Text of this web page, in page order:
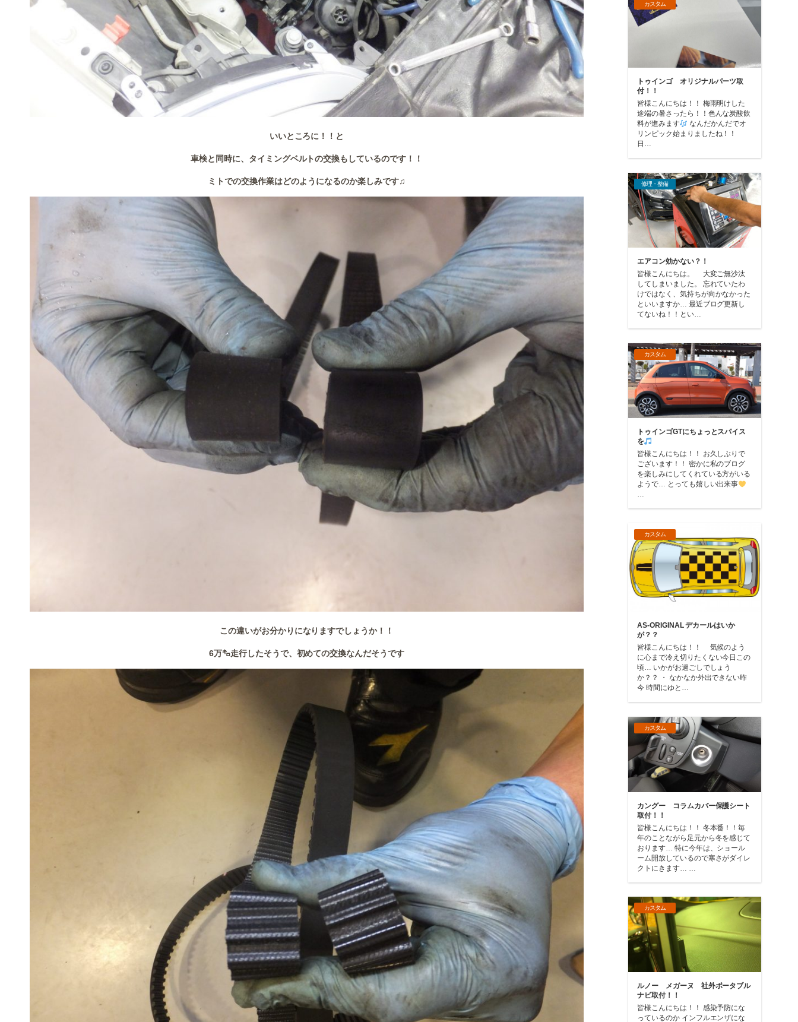
いいところに！！と
車検と同時に、タイミングベルトの交換もしているのです！！
ミトでの交換作業はどのようになるのか楽しみです♫
この違いがお分かりになりますでしょうか！！
6万㌔走行したそうで、初めての交換なんだそうです
カスタム
トゥインゴ オリジナルパーツ取
付！！
皆様こんにちは！！ 梅雨明けした
途端の暑さったら！！色んな炭酸飲
料が進みます
なんだかんだでオ
リンピック始まりましたね！！
日…
修理・整備
エアコン効かない？！
皆様こんにちは。 大変ご無沙汰
してしまいました。 忘れていたわ
けではなく、気持ちが向かなかった
といいますか… 最近ブログ更新し
てないね！！とい…
カスタム
トゥインゴGTにちょっとスパイス
を
皆様こんにちは！！ お久しぶりで
ございます！！ 密かに私のブログ
を楽しみにしてくれている方がいる
ようで… とっても嬉しい出来事
…
カスタム
AS-ORIGINAL デカールはいか
が？？
皆様こんにちは！！ 気候のよう
に心まで冷え切りたくない今日この
頃… いかがお過ごしでしょう
か？？ ・ なかなか外出できない昨
今 時間にゆと…
カスタム
カングー コラムカバー保護シート
取付！！
皆様こんにちは！！ 冬本番！！毎
年のことながら足元から冬を感じて
おります… 特に今年は、ショール
ーム開放しているので寒さがダイレ
クトにきます… …
カスタム
ルノー メガーヌ 社外ポータブル
ナビ取付！！
皆様こんにちは！！ 感染予防にな
っているのか インフルエンザにな